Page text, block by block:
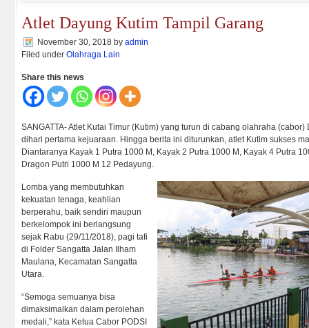
Atlet Dayung Kutim Tampil Garang
November 30, 2018 by admin
Filed under Olahraga Lain
Share this news
SANGATTA- Atlet Kutai Timur (Kutim) yang turun di cabang olahraha
dihari pertama kejuaraan. Hingga berita ini diturunkan, atlet Kutim sukses
Diantaranya Kayak 1 Putra 1000 M, Kayak 2 Putra 1000 M, Kayak 4 Putra
Dragon Putri 1000 M 12 Pedayung.
Lomba yang membutuhkan
kekuatan tenaga, keahlian
berperahu, baik sendiri maupun
berkelompok ini berlangsung
sejak Rabu (29/11/2018), pagi tafi
di Folder Sangatta Jalan Ilham
Maulana, Kecamatan Sangatta
Utara.
“Semoga semuanya bisa
dimaksimalkan dalam perolehan
medali,” kata Ketua Cabor PODSI